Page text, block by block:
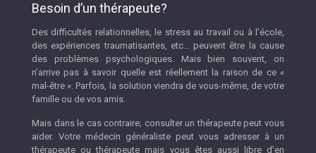
Besoin d’un thérapeute?
Des difficultés relationnelles, le stress au travail ou à l’école,
des expériences traumatisantes, etc… peuvent être la cause
des problèmes psychologiques. Mais bien souvent, on
n’arrive pas à savoir quelle est réellement la raison de ce «
mal-être ». Parfois, la solution viendra de vous-même, de votre
famille ou de vos amis.
Mais dans le cas contraire; consulter un thérapeute peut vous
aider. Votre médecin généraliste peut vous adresser à un
thérapeute ou thérapeute mais vous êtes aussi libre d’en